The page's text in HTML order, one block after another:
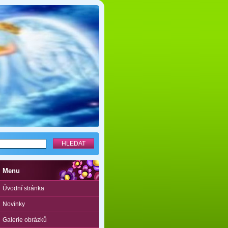
Menu
Úvodní stránka
Novinky
Galerie obrázků